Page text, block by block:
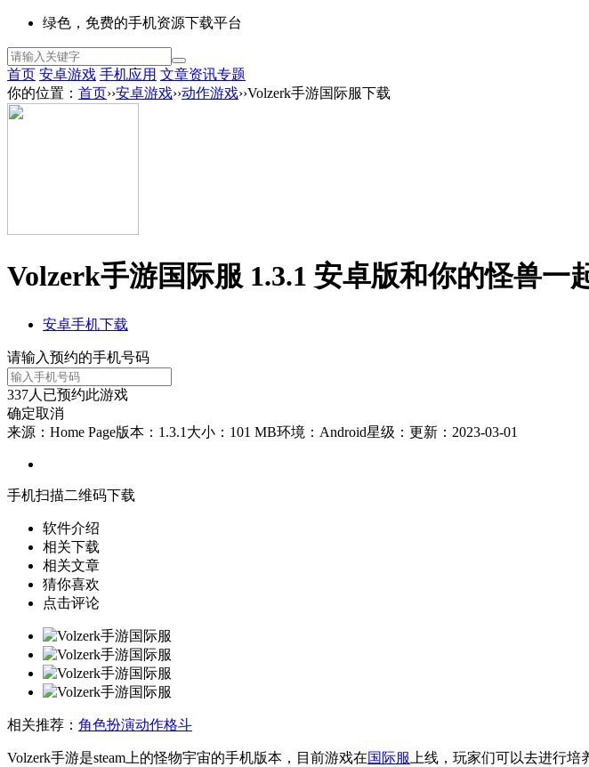
绿色，免费的手机资源下载平台
首页 安卓游戏 手机应用 文章资讯专题
你的位置： 首页››安卓游戏››动作游戏››Volzerk手游国际服下载
Volzerk手游国际服 1.3.1 安卓版和你的怪兽一
安卓手机下载
请输入预约的手机号码
337人已预约此游戏
确定取消
来源：Home Page版本：1.3.1 大小：101 MB环境：Android星级： 更新：2023-03-01
手机扫描二维码下载
软件介绍
相关下载
相关文章
猜你喜欢
点击评论
相关推荐： 角色扮演动作格斗
Volzerk手游是steam上的怪物宇宙的手机版本，目前游戏在国际服 上线，玩家们可以去进行